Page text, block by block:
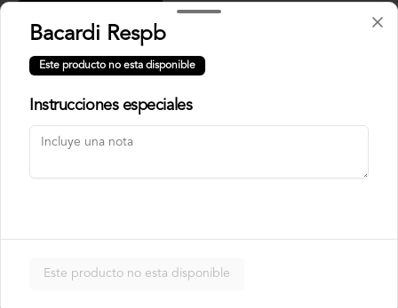
crema y plata, envuelto en laminas de
salmón fresco.
Korean Roll
$8.500
Bacardi Respb
Este producto no esta disponible
Instrucciones especiales
Este producto no esta disponible